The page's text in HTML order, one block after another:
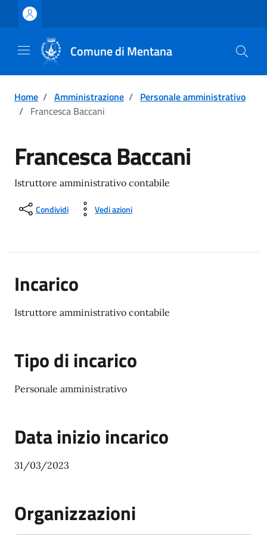
Vai ai contenuti
Vai al footer
Comune di Mentana
Home / Amministrazione / Personale amministrativo
/ Francesca Baccani
Francesca Baccani
Istruttore amministrativo contabile
Condividi Vedi azioni
Incarico
Istruttore amministrativo contabile
Tipo di incarico
Personale amministrativo
Data inizio incarico
31/03/2023
Organizzazioni